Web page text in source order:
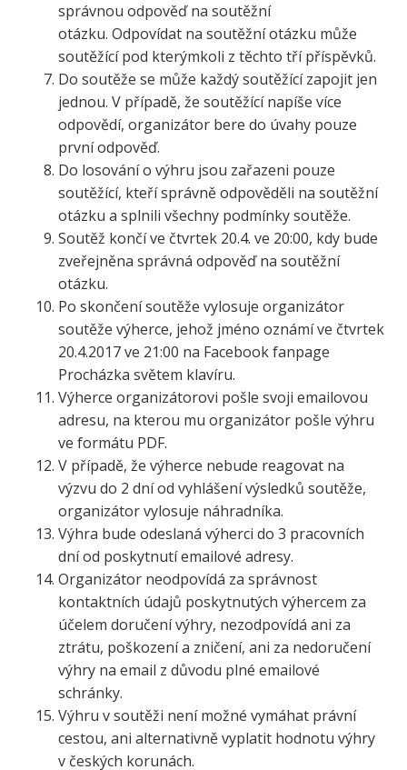
správnou odpověď na soutěžní
otázku. Odpovídat na soutěžní otázku může
soutěžící pod kterýmkoli z těchto tří příspěvků.
Do soutěže se může každý soutěžící zapojit jen
jednou. V případě, že soutěžící napíše více
odpovědí, organizátor bere do úvahy pouze
první odpověď.
Do losování o výhru jsou zařazeni pouze
soutěžící, kteří správně odpověděli na soutěžní
otázku a splnili všechny podmínky soutěže.
Soutěž končí ve čtvrtek 20.4. ve 20:00, kdy bude
zveřejněna správná odpověď na soutěžní
otázku.
Po skončení soutěže vylosuje organizátor
soutěže výherce, jehož jméno oznámí ve čtvrtek
20.4.2017 ve 21:00 na Facebook fanpage
Procházka světem klavíru.
Výherce organizátorovi pošle svoji emailovou
adresu, na kterou mu organizátor pošle výhru
ve formátu PDF.
V případě, že výherce nebude reagovat na
výzvu do 2 dní od vyhlášení výsledků soutěže,
organizátor vylosuje náhradníka.
Výhra bude odeslaná výherci do 3 pracovních
dní od poskytnutí emailové adresy.
Organizátor neodpovídá za správnost
kontaktních údajů poskytnutých výhercem za
účelem doručení výhry, nezodpovídá ani za
ztrátu, poškození a zničení, ani za nedoručení
výhry na email z důvodu plné emailové
schránky.
Výhru v soutěži není možné vymáhat právní
cestou, ani alternativně vyplatit hodnotu výhry
v českých korunách.